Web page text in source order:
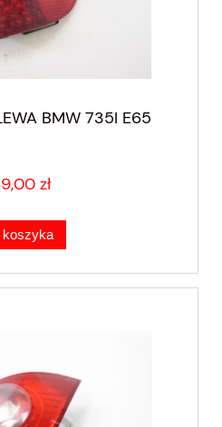
BMW 735I E65
zł
koszyka